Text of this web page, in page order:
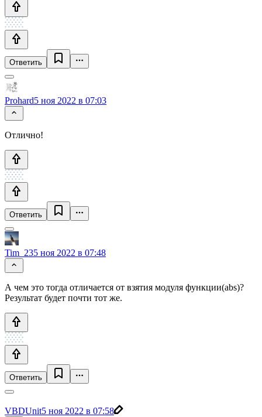
Ответить
Prohard5 ноя 2022 в 07:03
Отлично!
Ответить
Tim_235 ноя 2022 в 07:48
А чем это тогда отличается от взятия модуля функции(abs)?
Результат будет почти тот же.
Ответить
VBDUnit5 ноя 2022 в 07:58